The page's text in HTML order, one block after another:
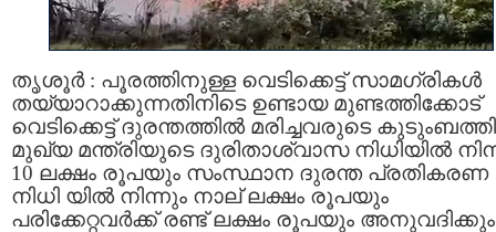
തൃശൂർ : പൂരത്തിനുള്ള വെടിക്കെട്ട് സാമഗ്രികൾ
തയ്യാറാക്കുന്നതിനിടെ ഉണ്ടായ മുണ്ടത്തിക്കോട്
വെടിക്കെട്ട് ദുരന്തത്തില്‍ മരിച്ചവരുടെ
മുഖ്യ മന്ത്രിയുടെ ദുരിതാശ്വാസ നിധിയിൽ
10 ലക്ഷം രൂപയും സംസ്ഥാന ദുരന്ത പ്രതികരണ
നിധി യിൽ നിന്നും നാല് ലക്ഷം രൂപയും
പരിക്കേറ്റവർക്ക് രണ്ട് ലക്ഷം രൂപയും